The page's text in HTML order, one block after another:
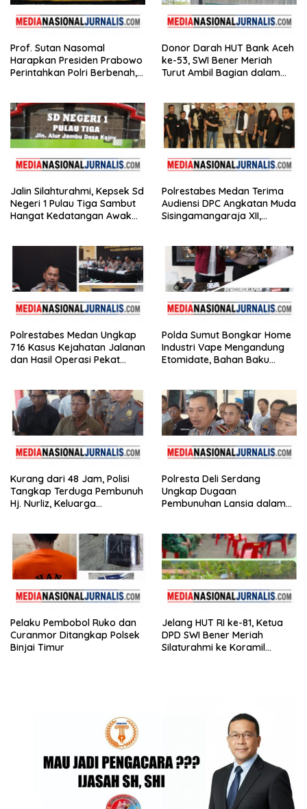
Prof. Sutan Nasomal
Harapkan Presiden Prabowo
Perintahkan Polri Berbenah,
Donor Darah HUT Bank Aceh
ke-53, SWI Bener Meriah
Turut Ambil Bagian dalam
Jalin Silahturahmi, Kepsek Sd
Negeri 1 Pulau Tiga Sambut
Hangat Kedatangan Awak
Polrestabes Medan Terima
Audiensi DPC Angkatan Muda
Sisingamangaraja XII,
Polrestabes Medan Ungkap
716 Kasus Kejahatan Jalanan
dan Hasil Operasi Pekat
Polda Sumut Bongkar Home
Industri Vape Mengandung
Etomidate, Bahan Baku
Kurang dari 48 Jam, Polisi
Tangkap Terduga Pembunuh
Hj. Nurliz, Keluarga
Polresta Deli Serdang
Ungkap Dugaan
Pembunuhan Lansia dalam
Pelaku Pembobol Ruko dan
Curanmor Ditangkap Polsek
Binjai Timur
Jelang HUT RI ke-81, Ketua
DPD SWI Bener Meriah
Silaturahmi ke Koramil